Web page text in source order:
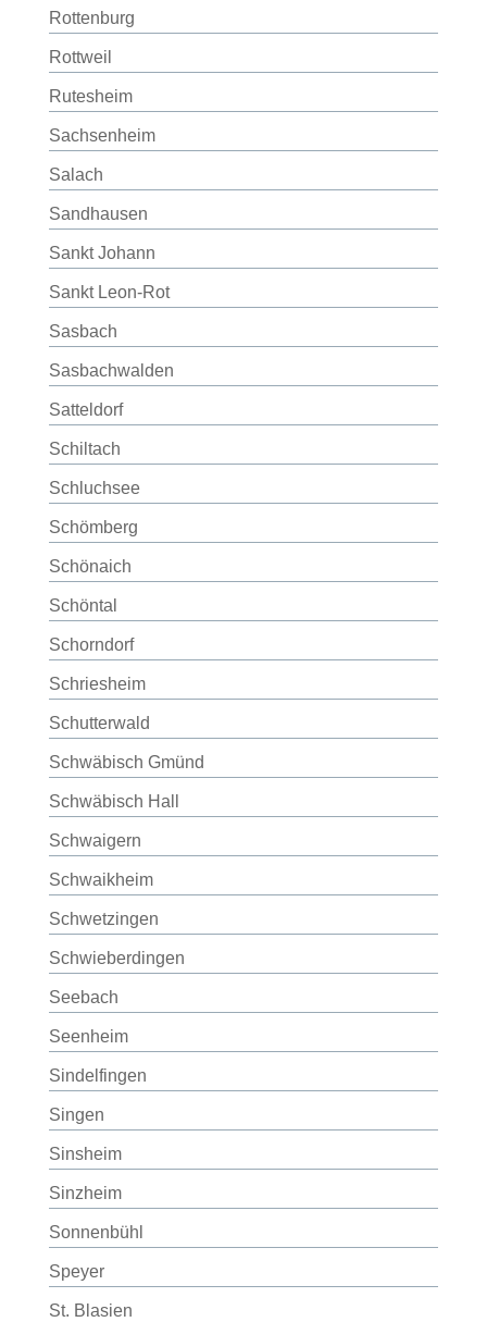
Rottenburg
Rottweil
Rutesheim
Sachsenheim
Salach
Sandhausen
Sankt Johann
Sankt Leon-Rot
Sasbach
Sasbachwalden
Satteldorf
Schiltach
Schluchsee
Schömberg
Schönaich
Schöntal
Schorndorf
Schriesheim
Schutterwald
Schwäbisch Gmünd
Schwäbisch Hall
Schwaigern
Schwaikheim
Schwetzingen
Schwieberdingen
Seebach
Seenheim
Sindelfingen
Singen
Sinsheim
Sinzheim
Sonnenbühl
Speyer
St. Blasien